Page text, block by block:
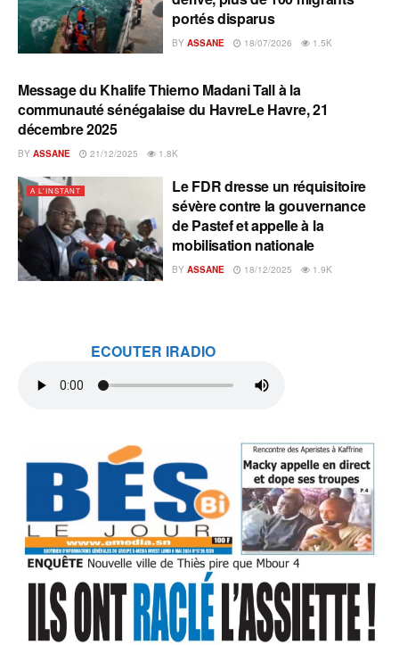
portés disparus
BY ASSANE 18/07/2026 1.5K
A L'INSTANT
Message du Khalife Thierno Madani Tall à la
communauté sénégalaise du HavreLe Havre, 21
décembre 2025
BY ASSANE 21/12/2025 1.8K
A L'INSTANT
Le FDR dresse un réquisitoire
sévère contre la gouvernance
de Pastef et appelle à la
mobilisation nationale
BY ASSANE 18/12/2025 1.9K
ECOUTER IRADIO